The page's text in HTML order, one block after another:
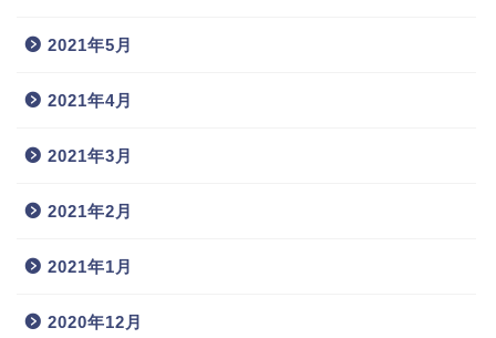
2021年5月
2021年4月
2021年3月
2021年2月
2021年1月
2020年12月